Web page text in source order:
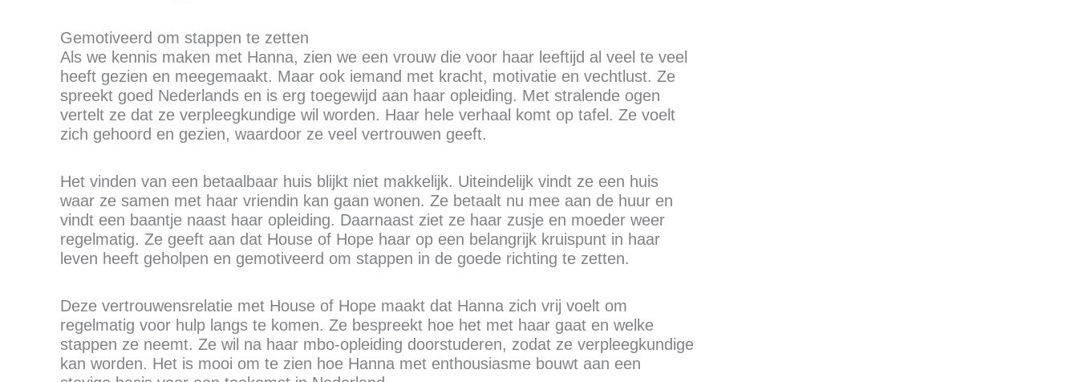
Gemotiveerd om stappen te zetten
Als we kennis maken met Hanna, zien we een vrouw die voor haar leeftijd al veel te veel
heeft gezien en meegemaakt. Maar ook iemand met kracht, motivatie en vechtlust. Ze
spreekt goed Nederlands en is erg toegewijd aan haar opleiding. Met stralende ogen
vertelt ze dat ze verpleegkundige wil worden. Haar hele verhaal komt op tafel. Ze voelt
zich gehoord en gezien, waardoor ze veel vertrouwen geeft.
Het vinden van een betaalbaar huis blijkt niet makkelijk. Uiteindelijk vindt ze een huis
waar ze samen met haar vriendin kan gaan wonen. Ze betaalt nu mee aan de huur en
vindt een baantje naast haar opleiding. Daarnaast ziet ze haar zusje en moeder weer
regelmatig. Ze geeft aan dat House of Hope haar op een belangrijk kruispunt in haar
leven heeft geholpen en gemotiveerd om stappen in de goede richting te zetten.
Deze vertrouwensrelatie met House of Hope maakt dat Hanna zich vrij voelt om
regelmatig voor hulp langs te komen. Ze bespreekt hoe het met haar gaat en welke
stappen ze neemt. Ze wil na haar mbo-opleiding doorstuderen, zodat ze verpleegkundige
kan worden. Het is mooi om te zien hoe Hanna met enthousiasme bouwt aan een